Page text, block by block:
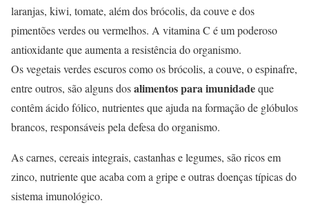
laranjas, kiwi, tomate, além dos brócolis, da couve e dos
pimentões verdes ou vermelhos. A vitamina C é um poderoso
antioxidante que aumenta a resistência do organismo.
Os vegetais verdes escuros como os brócolis, a couve, o espinafre,
entre outros, são alguns dosalimentos para imunidadeque
contêm ácido fólico, nutrientes que ajuda na formação de glóbulos
brancos, responsáveis pela defesa do organismo.
As carnes, cereais integrais, castanhas e legumes, são ricos em
zinco, nutriente que acaba com a gripe e outras doenças típicas do
sistema imunológico.